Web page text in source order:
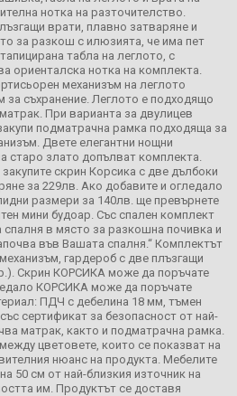
нотка на разточителство.
врати, плавно затваряне и
за разкош с илюзията, че има пет
табла на леглото, с
ориенталска нотка на комплекта.
механизъм на леглото
за съхранение. Леглото е подходящо
При варианта за двулицев
подматрачна рамка подходяща за
Двете елегантни нощни
старо злато допълват комплекта.
скрин Корсика с две дълбоки
за 229лв. Ако добавите и огледало
размери за 140лв. ще превърнете
мини будоар. Със спален комплект
в място за разкошна почивка и
във Вашата спалня.“ Комплектът
гардероб с две плъзгащи
Скрин КОРСИКА може да поръчате
КОРСИКА може да поръчате
ПДЧ с дебелина 18 мм, тъмен
сертификат за безопасност от най-
матрак, както и подматрачна рамка.
цветовете, които се показват на
нюанс на продукта. Мебелите
50 см от най-близкия източник на
им. Продуктът се доставя